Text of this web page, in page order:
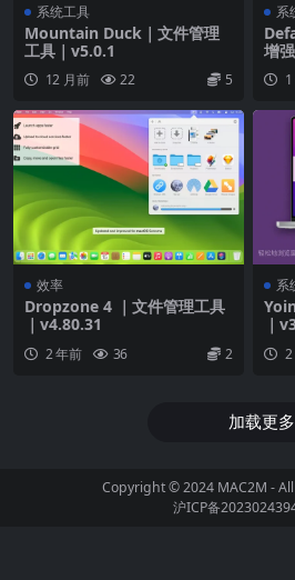
系统工具
Mountain Duck｜文件管理
工具｜v5.0.1
12 月前 22 5
系
增
效率
Dropzone 4 ｜文件管理工具
｜v4.80.31
2 年前 36 2
系
｜
加载更多
Copyright © 2024 MAC2M -
沪ICP备